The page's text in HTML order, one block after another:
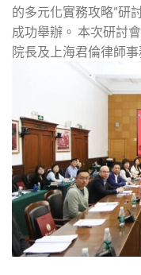
的多元化實務攻略”研
成功舉辦。 本次研討
院長及上海君倫律師